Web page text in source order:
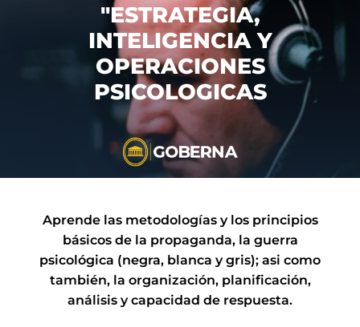
"ESTRATEGIA,
INTELIGENCIA Y
OPERACIONES
PSICOLOGICAS
Aprende las metodologías y los principios
básicos de la propaganda, la guerra
psicológica (negra, blanca y gris); asi como
también, la organización, planificación,
análisis y capacidad de respuesta.